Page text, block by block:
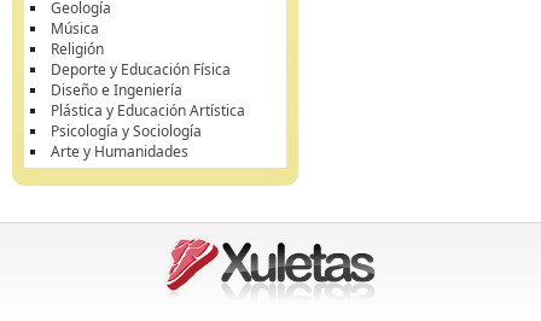
Geología
Música
Religión
Deporte y Educación Física
Diseño e Ingeniería
Plástica y Educación Artística
Psicología y Sociología
Arte y Humanidades